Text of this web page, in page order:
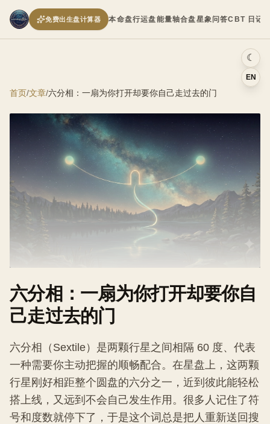
本命盘行运盘能量轴合盘星象问答CBT 日记
免费出生盘计算器
☾
EN
首页/文章/六分相：一扇为你打开却要你自己走过去的门
六分相：一扇为你打开却要你自
己走过去的门
六分相（Sextile）是两颗行星之间相隔 60 度、代表
一种需要你主动把握的顺畅配合。在星盘上，这两颗
行星刚好相距整个圆盘的六分之一，近到彼此能轻松
搭上线，又远到不会自己发生作用。很多人记住了符
号和度数就停下了，于是这个词总是把人重新送回搜